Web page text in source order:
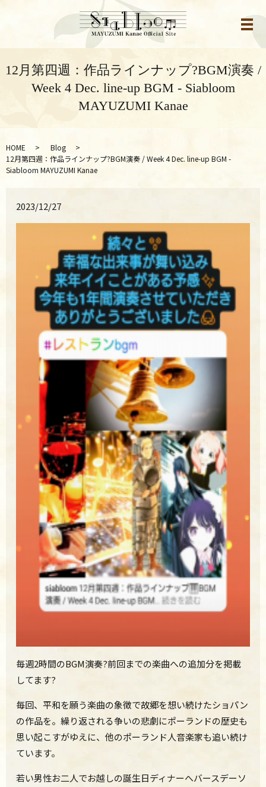
メ
12月第四週：作品ラインナップ?BGM演奏 /
Week 4 Dec. line-up BGM - Siabloom
MAYUZUMI Kanae
HOME
Blog
12月第四週：作品ラインナップ?BGM演奏 / Week 4 Dec. line-up BGM -
Siabloom MAYUZUMI Kanae
2023/12/27
毎週2時間のBGM演奏?前回までの楽曲への追加分を掲載
してます?
毎回、平和を願う楽曲の象徴で故郷を想い続けたショパン
の作品を。繰り返される争いの悲劇にポーランドの歴史も
思い起こすがゆえに、他のポーランド人音楽家も追い続け
ています。
若い男性お二人でお越しの誕生日ディナーへバースデーソ